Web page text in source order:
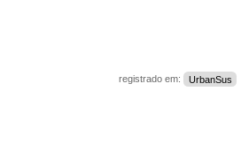
registrado em: UrbanSus